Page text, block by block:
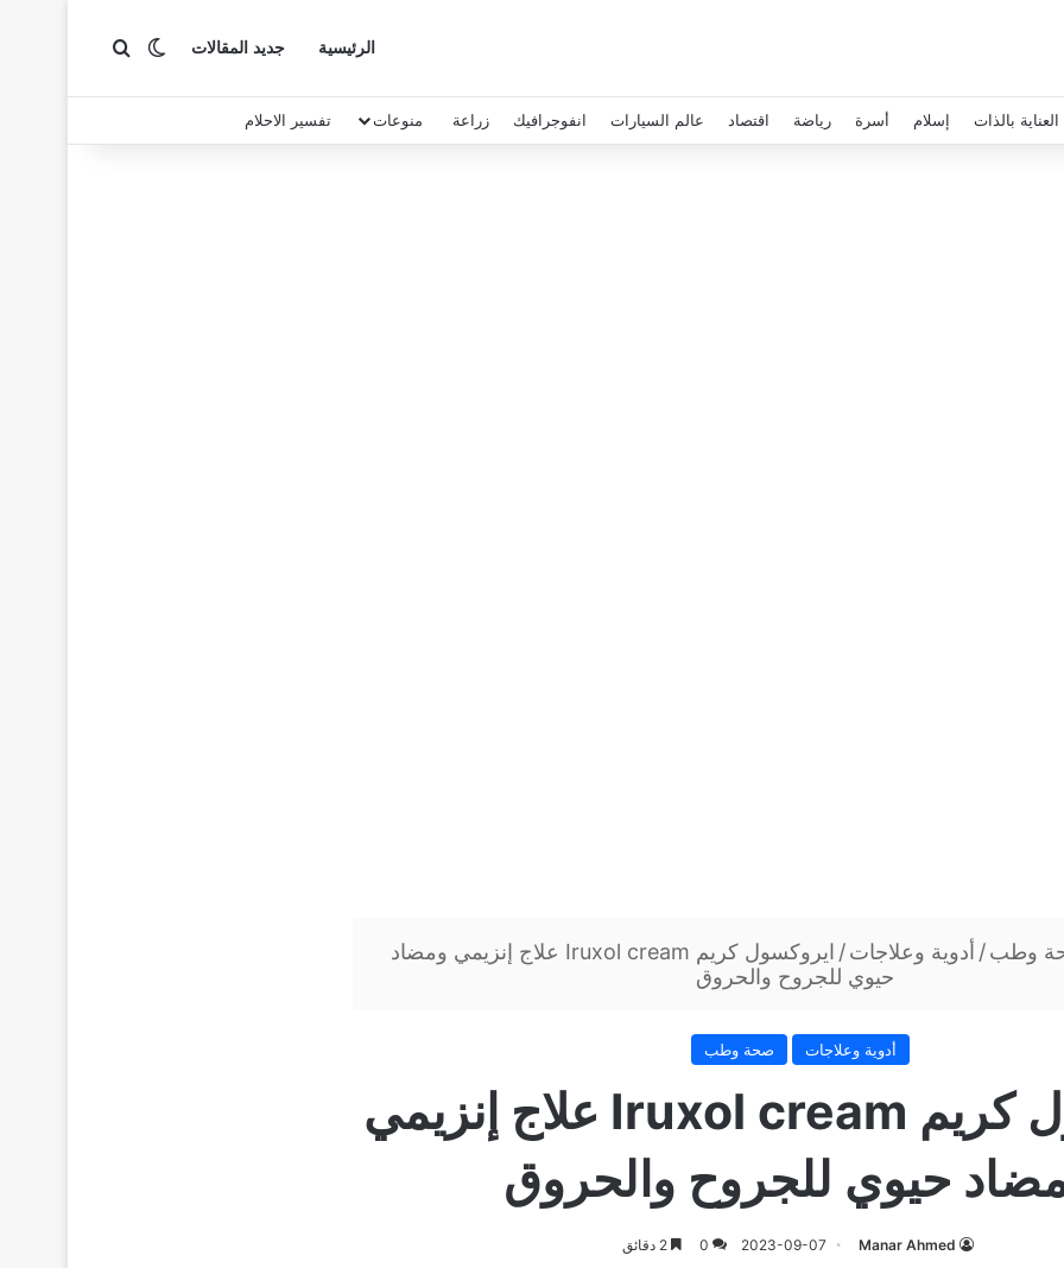
الرئيسية جديد المقالات الوضع المظلم
بحث عن
العناية بالذات إسلام أسرة رياضة اقتصاد عالم السيارات انفوجرافيك زراعة منوعات تفسير الاحلام
وطب / أدوية وعلاجات /
ايروكسول كريم Iruxol cream علاج إنزيمي ومضاد
حيوي للجروح والحروق
أدوية وعلاجات صحة وطب
ايروكسول كريم Iruxol cream علاج إنزيمي
حيوي للجروح والحروق
Manar Ahmed
2023-09-07
0